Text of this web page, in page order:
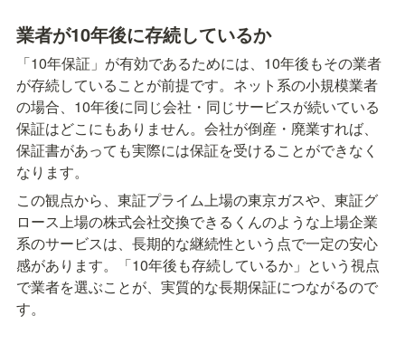
業者が10年後に存続しているか
「10年保証」が有効であるためには、10年後もその業者
が存続していることが前提です。ネット系の小規模業者
の場合、10年後に同じ会社・同じサービスが続いている
保証はどこにもありません。会社が倒産・廃業すれば、
保証書があっても実際には保証を受けることができなく
なります。
この観点から、東証プライム上場の東京ガスや、東証グ
ロース上場の株式会社交換できるくんのような上場企業
系のサービスは、長期的な継続性という点で一定の安心
感があります。「10年後も存続しているか」という視点
で業者を選ぶことが、実質的な長期保証につながるので
す。